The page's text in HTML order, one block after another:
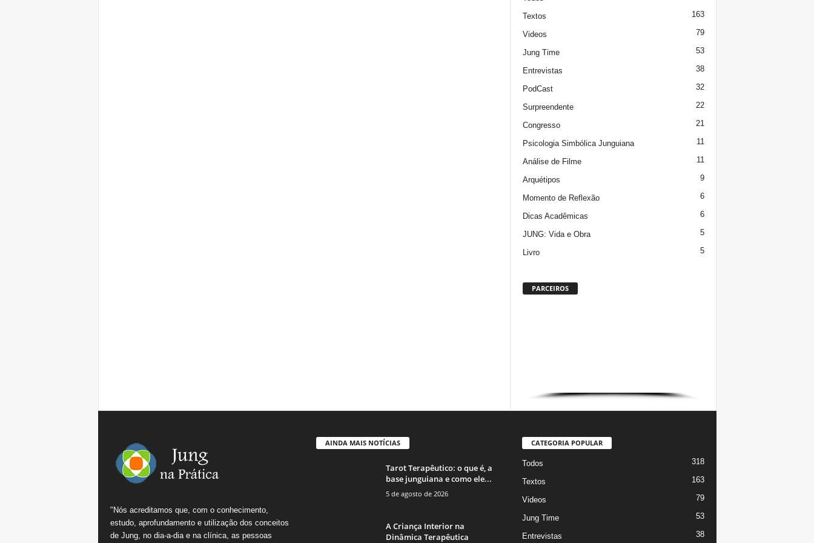
Textos 163
Videos 79
Jung Time 53
Entrevistas 38
PodCast 32
Surpreendente 22
Congresso 21
Psicologia Simbólica Junguiana 11
Análise de Filme 11
Arquétipos 9
Momento de Reflexão 6
Dicas Acadêmicas 6
JUNG: Vida e Obra 5
Livro 5
PARCEIROS
"Nós acreditamos que, com o conhecimento,
estudo, aprofundamento e utilização dos conceitos
de Jung, no dia-a-dia e na clínica, as pessoas
AINDA MAIS NOTÍCIAS
Tarot Terapêutico: o que é, a
base junguiana e como ele...
5 de agosto de 2026
A Criança Interior na
Dinâmica Terapêutica
CATEGORIA POPULAR
Todos 318
Textos 163
Videos 79
Jung Time 53
Entrevistas 38